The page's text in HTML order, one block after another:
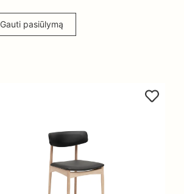
Gauti pasiūlymą